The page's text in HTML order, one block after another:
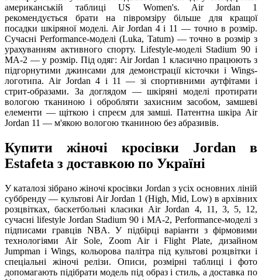
американській таблиці US Women's. Air Jordan 1
рекомендується брати на півромзіру більше для кращої
посадки шкіряної моделі. Air Jordan 4 і 11 — точно в розмір.
Сучасні Performance-моделі (Luka, Tatum) — точно в розмір з
урахуванням активного спорту. Lifestyle-моделі Stadium 90 і
MA-2 — у розмір. Під одяг: Air Jordan 1 класично працюють з
підгорнутими джинсами для демонстрації кісточки і Wings-
логотипа. Air Jordan 4 і 11 — зі спортивними аутфітами і
стрит-образами. За доглядом — шкіряні моделі протирати
вологою тканиною і обробляти захисним засобом, замшеві
елементи — щіткою і спреєм для замші. Патентна шкіра Air
Jordan 11 — м'якою вологою тканиною без абразивів.
Купити жіночі кросівки Jordan в
Estafeta з доставкою по Україні
У каталозі зібрано жіночі кросівки Jordan з усіх основних ліній
суббренду — культові Air Jordan 1 (High, Mid, Low) в архівних
розцвітках, баскетбольні класики Air Jordan 4, 11, 3, 5, 12,
сучасні lifestyle Jordan Stadium 90 і MA-2, Performance-моделі з
підписами гравців NBA. У підбірці варіанти з фірмовими
технологіями Air Sole, Zoom Air і Flight Plate, дизайном
Jumpman і Wings, кольорова палітра під культові розцвітки і
спеціальні жіночі релізи. Описи, розмірні таблиці і фото
допомагають підібрати модель під образ і стиль, а доставка по